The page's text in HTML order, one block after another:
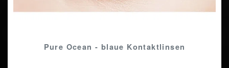
Pure Ocean - blaue Kontaktlinsen